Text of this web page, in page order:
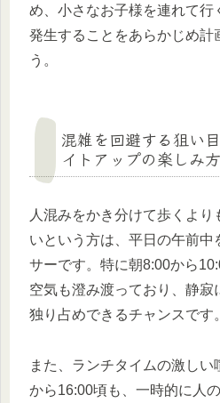
め、小さなお子様を連れて行
発生することをあらかじめ計
う。
混雑を回避する狙い
イトアップの楽しみ方
人混みをかき分けて歩くより
いという方は、平日の午前中
サーです。特に朝8:00から
空気も澄み渡っており、静寂
独り占めできるチャンスです。
また、ランチタイムの激し
から16:00頃も、一時的に人